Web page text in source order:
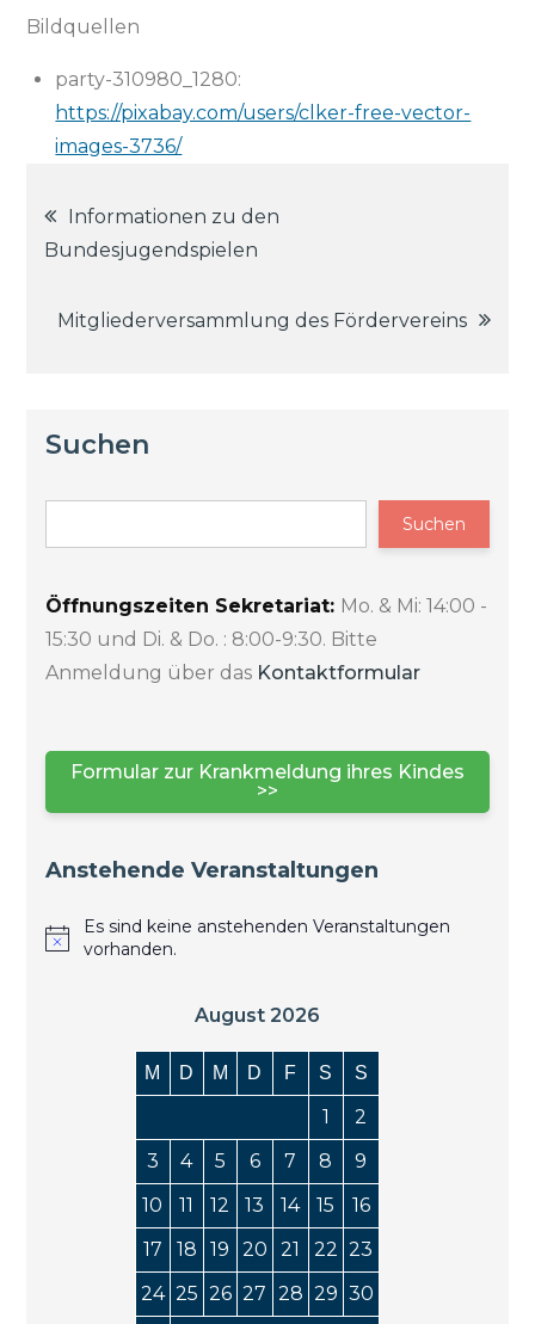
Bildquellen
party-310980_1280:
https://pixabay.com/users/clker-free-vector-
images-3736/
Beitragsnavigation
Informationen zu den
Bundesjugendspielen
Mitgliederversammlung des Fördervereins
Suchen
Suchen
Öffnungszeiten Sekretariat: Mo. & Mi: 14:00 -
15:30 und Di. & Do. : 8:00-9:30. Bitte
Anmeldung über das Kontaktformular
Formular zur Krankmeldung ihres Kindes
>>
Anstehende Veranstaltungen
Es sind keine anstehenden Veranstaltungen
vorhanden.
August 2026
M D M D F S S
1
2
3
4 5 6 7 8
9
10
11 12 13 14 15
16
17
18 19 20 21 22 23
24 25 26 27 28 29 30